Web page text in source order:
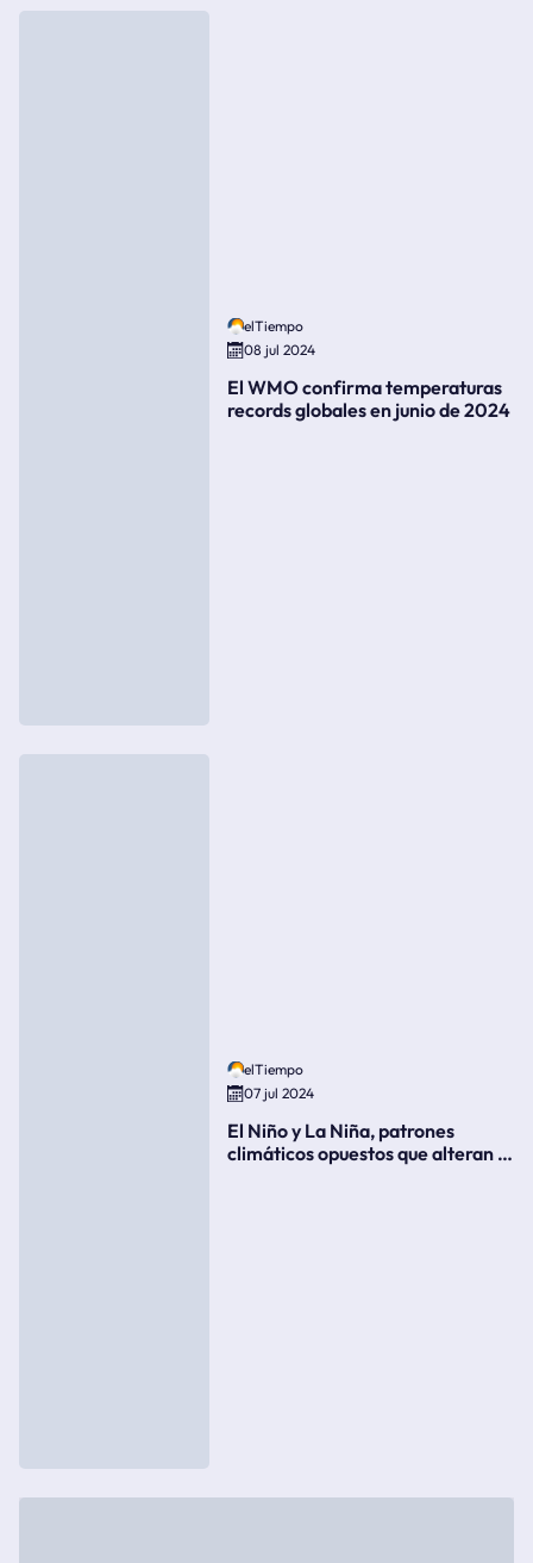
elTiempo
08 jul 2024
El WMO confirma temperaturas
records globales en junio de 2024
elTiempo
07 jul 2024
El Niño y La Niña, patrones
climáticos opuestos que alteran la